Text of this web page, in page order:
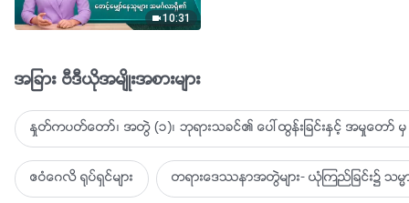
10:31
အျခား ဗီဒီယိုအမ်ိဳးအစားမ်ား
ႏႈတ္ကပတ္ေတာ္၊ အတြဲ (၁)၊ ဘုရားသခင္၏ ေပၚထြန္းျခင္းႏွင့္ အမႈေတာ္ မွ
ဧဝံေဂလိ ႐ုပ္ရွင္မ်ား တရားေဒႆနာအတြဲမ်ား- ယုံၾကည္ျခင္း၌ သမၼာတ